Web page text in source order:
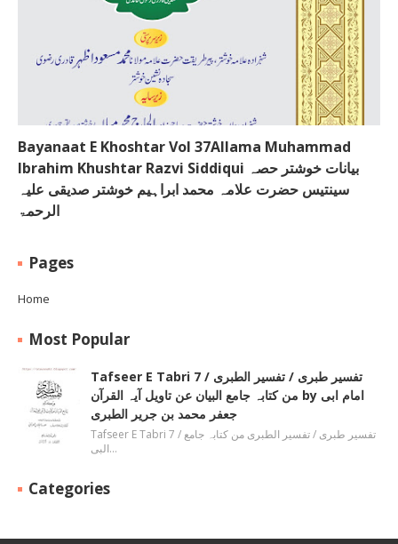
Bayanaat E Khoshtar Vol 37Allama Muhammad
Ibrahim Khushtar Razvi Siddiqui بیانات خوشتر حصہ
سینتیس حضرت علامہ محمد ابراہیم خوشتر صدیقی علیہ
الرحمۃ
Pages
Home
Most Popular
Tafseer E Tabri 7 / تفسیر طبری / تفسیر الطبری
من کتابہ جامع البیان عن تاویل آیہ القرآن by امام ابی
جعفر محمد بن جریر الطبری
Tafseer E Tabri 7 / تفسیر طبری / تفسیر الطبری من کتابہ جامع
البی…
Categories